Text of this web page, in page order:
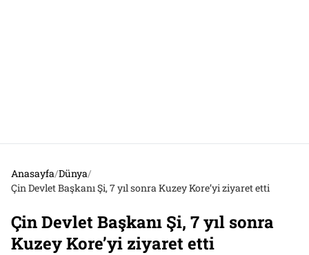
Anasayfa/Dünya/
Çin Devlet Başkanı Şi, 7 yıl sonra Kuzey Kore’yi ziyaret etti
Çin Devlet Başkanı Şi, 7 yıl sonra
Kuzey Kore’yi ziyaret etti